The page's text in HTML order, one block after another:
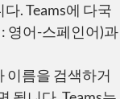
. Teams에 다국
영어-스페인어)과
이름을 검색하거